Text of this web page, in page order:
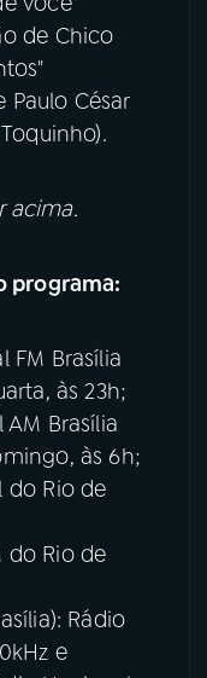
de Chico
César
acima.
programa:
FM Brasília
às 23h;
AM Brasília
às 6h;
do Rio de
do Rio de
Rádio
e